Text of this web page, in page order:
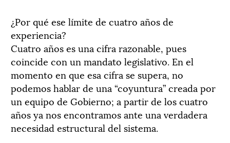
¿Por qué ese límite de cuatro años de
experiencia?
Cuatro años es una cifra razonable, pues
coincide con un mandato legislativo. En el
momento en que esa cifra se supera, no
podemos hablar de una “coyuntura” creada por
un equipo de Gobierno; a partir de los cuatro
años ya nos encontramos ante una verdadera
necesidad estructural del sistema.